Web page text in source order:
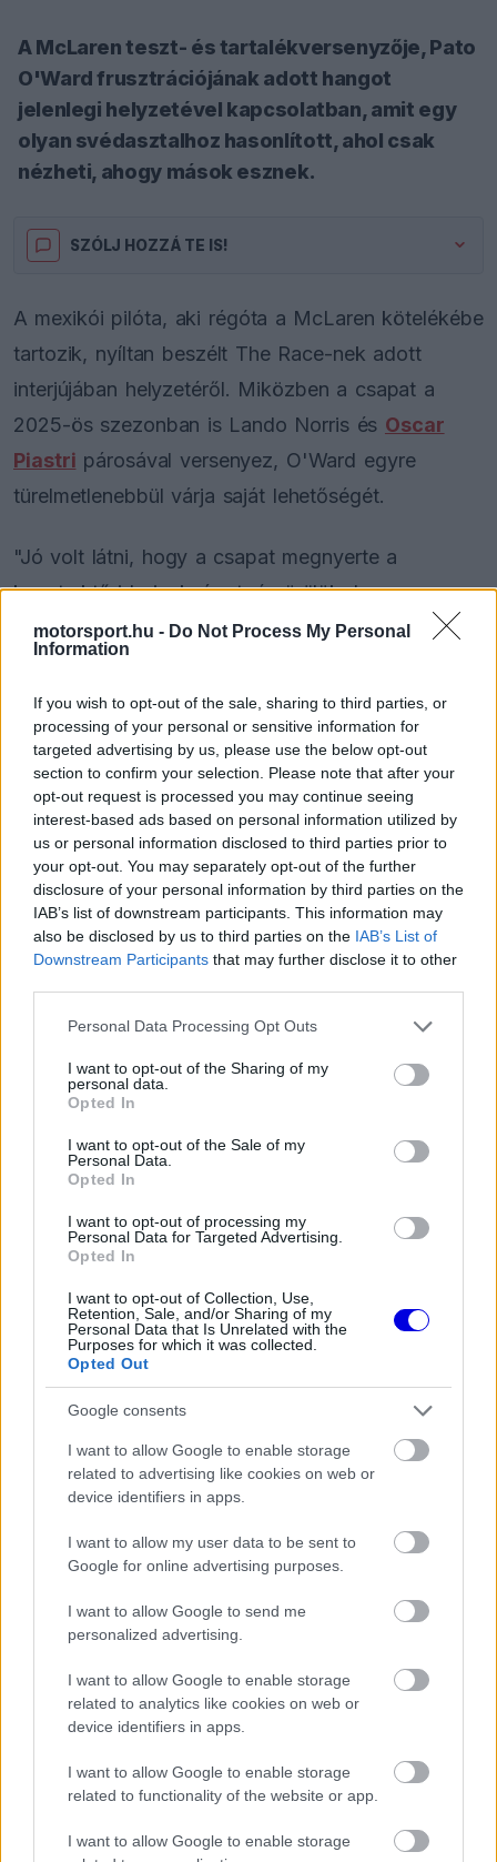
motorsport.hu - Do Not Process My Personal
Information
If you wish to opt-out of the sale, sharing to third parties, or
processing of your personal or sensitive information for
targeted advertising by us, please use the below opt-out
section to confirm your selection. Please note that after your
opt-out request is processed you may continue seeing
interest-based ads based on personal information utilized by
us or personal information disclosed to third parties prior to
your opt-out. You may separately opt-out of the further
disclosure of your personal information by third parties on the
IAB’s list of downstream participants. This information may
also be disclosed by us to third parties on the IAB’s List of
Downstream Participants that may further disclose it to other
Please note that this website/app uses one or more Google
not limited to your visit or usage behaviour. You may click to
grant or deny consent to Google and its third-party tags to
use your data for below specified purposes in below Google
consent section.
Personal Data Processing Opt Outs
I want to opt-out of the Sharing of my
personal data.
Opted In
I want to opt-out of the Sale of my
Personal Data.
Opted In
I want to opt-out of processing my
Personal Data for Targeted Advertising.
Opted In
I want to opt-out of Collection, Use,
Retention, Sale, and/or Sharing of my
Personal Data that Is Unrelated with the
Purposes for which it was collected.
Opted Out
Google consents
I want to allow Google to enable storage
related to advertising like cookies on web or
device identifiers in apps.
I want to allow my user data to be sent to
Google for online advertising purposes.
I want to allow Google to send me
personalized advertising.
I want to allow Google to enable storage
related to analytics like cookies on web or
device identifiers in apps.
I want to allow Google to enable storage
related to functionality of the website or app.
I want to allow Google to enable storage
A McLaren teszt- és tartalékversenyzője, Pato
O'Ward frusztrációjának adott hangot
jelenlegi helyzetével kapcsolatban, amit egy
olyan svédasztalhoz hasonlított, ahol csak
nézheti, ahogy mások esznek.
SZÓLJ HOZZÁ TE IS!
A mexikói pilóta, aki régóta a McLaren kötelékébe
tartozik, nyíltan beszélt The Race-nek adott
interjújában helyzetéről. Miközben a csapat a
2025-ös szezonban is Lando Norris és Oscar
Piastri párosával versenyez, O'Ward egyre
türelmetlenebbül várja saját lehetőségét.
"Jó volt látni, hogy a csapat megnyerte a
konstruktőri bajnokságot, és örülök, hogy
legalább egy 'apró morzsával' hozzájárulhattam
elmenni egy svédasztalhoz, ahol nem ehetsz."
Video
Player
is
loading.
This
a
modal
window.
The media could not be loaded, either because
the server or network failed or because the format
is not supported.
vagy. Nem csinálhatod azt, amit szeretsz, csak
ez a kedvenc elfoglaltságom", mondta O'Ward.
EZEKET IS AJÁNLJUK
FORMA-1
A Ferrari olyan útra lépett amely
évekre meghatározhatja a sikerét
Antonelli elárulta a legfontosabb
leckét, amit Hamiltontól és
Verstappentől tanult
Max Verstappen érzelmes példával
szemléltette a család fontosságát